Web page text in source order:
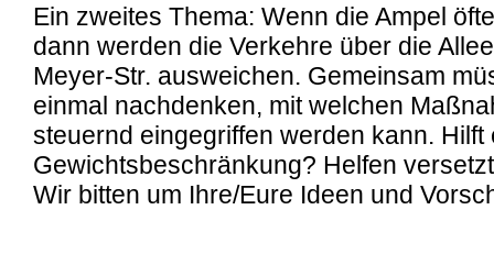
Ein zweites Thema: Wenn die Ampel
dann werden die Verkehre über die
Meyer-Str. ausweichen. Gemeinsam
einmal nachdenken, mit welchen
steuernd eingegriffen werden kann. Hilft
Gewichtsbeschränkung? Helfen
Wir bitten um Ihre/Eure Ideen und